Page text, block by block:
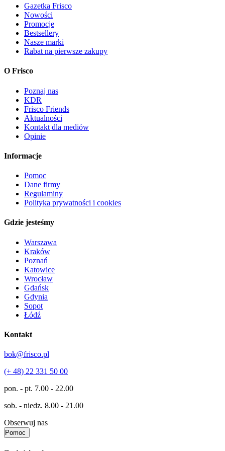
Gazetka Frisco
Nowości
Promocje
Bestsellery
Nasze marki
Rabat na pierwsze zakupy
O Frisco
Poznaj nas
KDR
Frisco Friends
Aktualności
Kontakt dla mediów
Opinie
Informacje
Pomoc
Dane firmy
Regulaminy
Polityka prywatności i cookies
Gdzie jesteśmy
Warszawa
Kraków
Poznań
Katowice
Wrocław
Gdańsk
Gdynia
Sopot
Łódź
Kontakt
bok@frisco.pl
(+ 48) 22 331 50 00
pon. - pt. 7.00 - 22.00
sob. - niedz. 8.00 - 21.00
Obserwuj nas
Pomoc